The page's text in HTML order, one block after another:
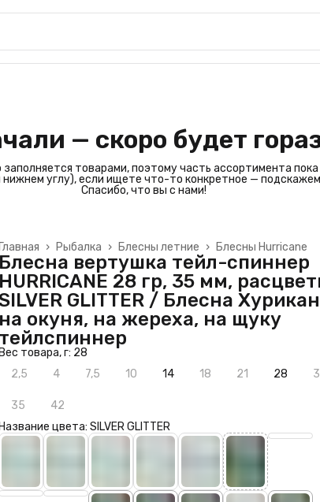
— скоро будет
заполняется товарами, поэтому часть ассортимента
нижнем углу), если ищете что-то конкретное —
Спасибо, что вы с нами!
Блесны Hurricane
Блесны летние ›
Рыбалка ›
Главная ›
Блесна вертушка тейл-спиннер
HURRICANE 28 гр, 35 мм,
GLITTER / Блесна Хурикан
на окуня, на жереха, на щуку
тейлспиннер
Вес товара, г: 28
2,5
4 7,5 10 14 18 21 28
35
42
Название цвета: SILVER GLITTER